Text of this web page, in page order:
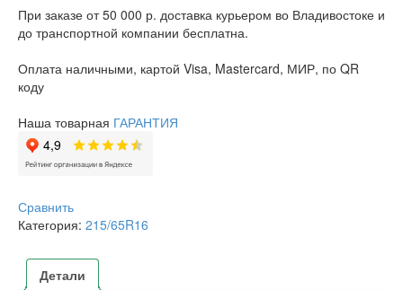
При заказе от 50 000 р. доставка курьером во Владивостоке и
до транспортной компании бесплатна.
Оплата наличными, картой Visa, Mastercard, МИР, по QR
коду
Наша товарная ГАРАНТИЯ
Сравнить
Категория: 215/65R16
Детали